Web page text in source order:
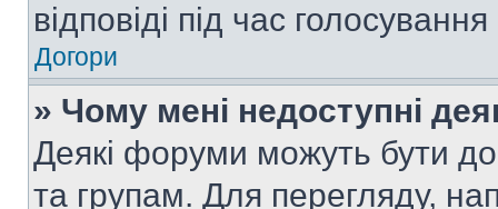
відповіді під час голосування
Догори
» Чому мені недоступні
Деякі форуми можуть бути
та групам. Для перегляду,